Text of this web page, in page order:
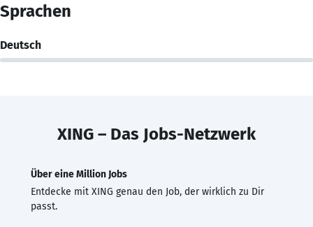
Sprachen
Deutsch
XING – Das Jobs-Netzwerk
Über eine Million Jobs
Entdecke mit XING genau den Job, der wirklich zu Dir
passt.